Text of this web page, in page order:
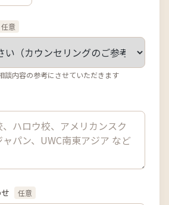
任意
談内容の参考にさせていただきます
任意